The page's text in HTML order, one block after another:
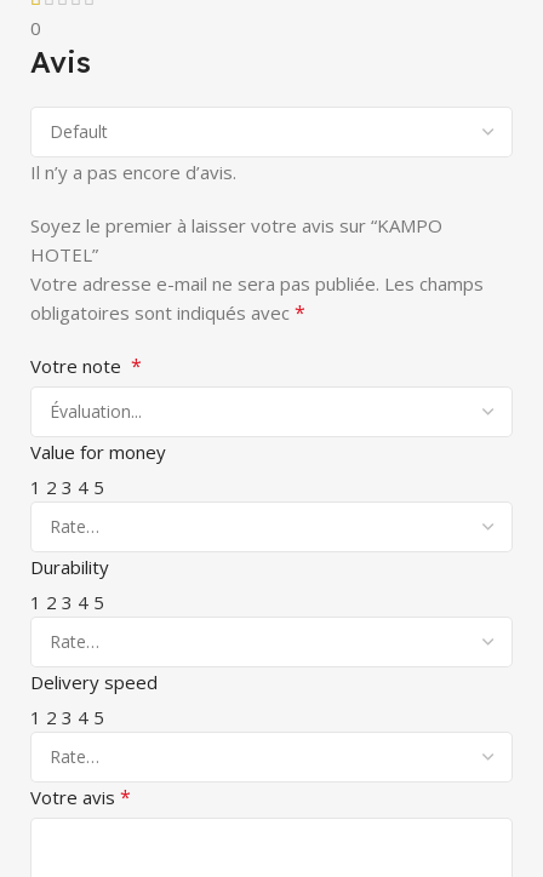
0
Avis
Il n’y a pas encore d’avis.
Soyez le premier à laisser votre avis sur “KAMPO
HOTEL”
Votre adresse e-mail ne sera pas publiée. Les champs
obligatoires sont indiqués avec *
Votre note *
Value for money
1 2 3 4 5
Durability
1 2 3 4 5
Delivery speed
1 2 3 4 5
Votre avis *